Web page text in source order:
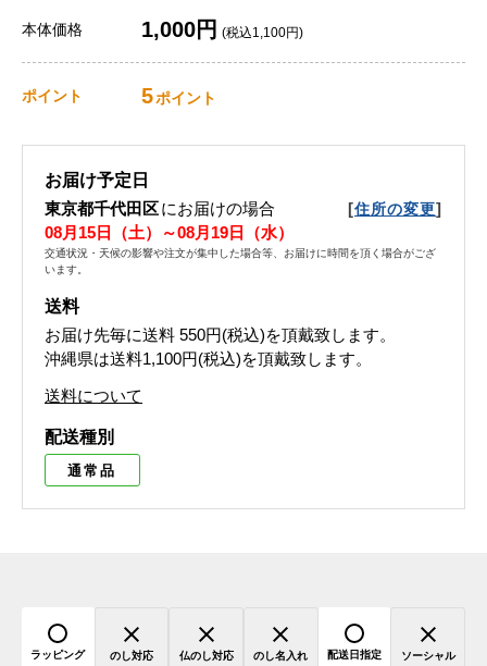
本体価格 1,000円 (税込1,100円)
ポイント 5ポイント
お届け予定日
東京都千代田区にお届けの場合 [住所の変更]
08月15日（土）～08月19日（水）
交通状況・天候の影響や注文が集中した場合等、お届けに時間を頂く場合がござ
います。
送料
お届け先毎に送料 550円(税込)を頂戴致します。
沖縄県は送料1,100円(税込)を頂戴致します。
送料について
配送種別
通常品
ラッピング のし対応 仏のし対応 のし名入れ 配送日指定
ソーシャル